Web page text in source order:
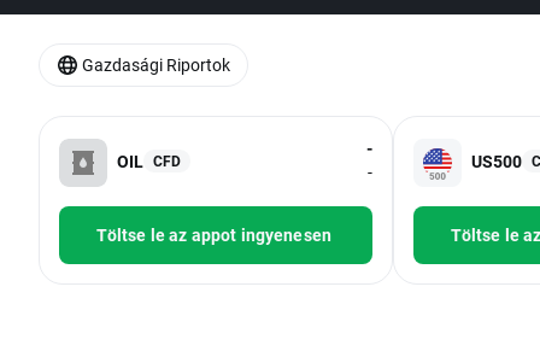
OIL CFD
-
-
Töltse le az appot ingyenesen
US500
Töltse le
Gazdasági Riportok